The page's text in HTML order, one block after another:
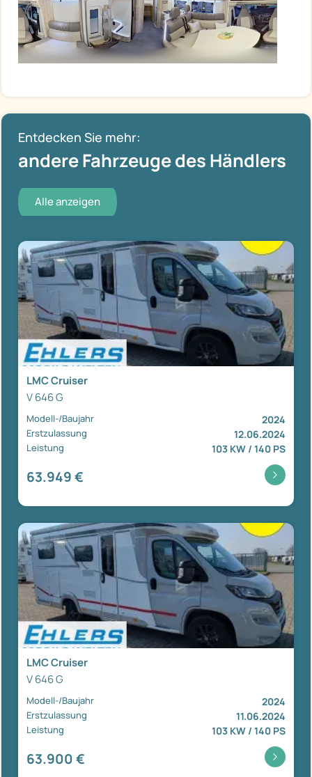
Entdecken Sie mehr:
andere Fahrzeuge des Händlers
Alle anzeigen
LMC Cruiser
V 646 G
Modell-/Baujahr 2024
Erstzulassung 12.06.2024
Leistung 103 KW / 140 PS
63.949 €
LMC Cruiser
V 646 G
Modell-/Baujahr 2024
Erstzulassung 11.06.2024
Leistung 103 KW / 140 PS
63.900 €